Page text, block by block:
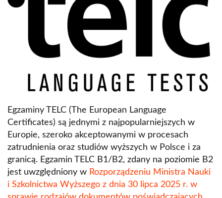
Egzaminy TELC (The European Language
Certificates) są jednymi z najpopularniejszych w
Europie, szeroko akceptowanymi w procesach
zatrudnienia oraz studiów wyższych w Polsce i za
granicą. Egzamin TELC B1/B2, zdany na poziomie B2
jest uwzględniony w Rozporządzeniu Ministra Nauki
i Szkolnictwa Wyższego z dnia 30 lipca 2025 r. w
LanguageCert Academic SELT
Język polski
Erasmus+